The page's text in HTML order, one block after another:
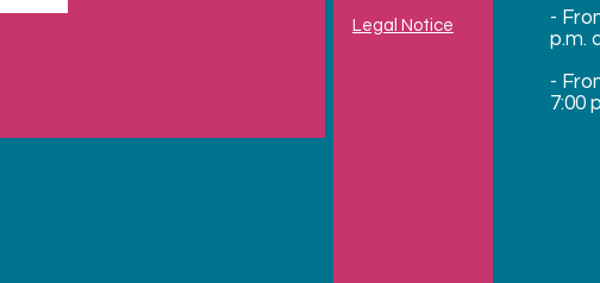
Legal Notice
-
p.m.
-
7:00